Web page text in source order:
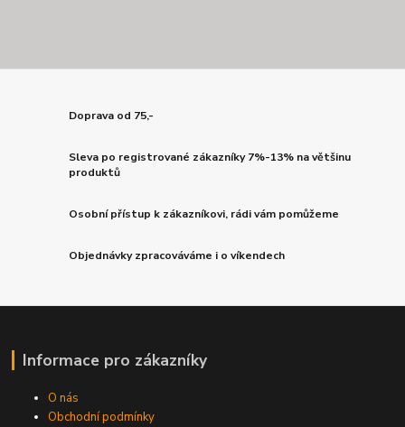
Doprava od 75,-
Sleva po registrované zákazníky 7%-13% na většinu
produktů
Osobní přístup k zákazníkovi, rádi vám pomůžeme
Objednávky zpracováváme i o víkendech
Informace pro zákazníky
O nás
Obchodní podmínky